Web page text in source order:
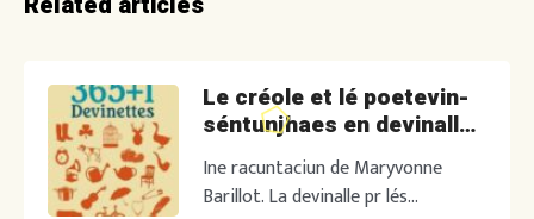
Le créole et lé poetevin-
séntunjhaes en devinalle
(segunde poquét)
Ine racuntaciun de Maryvonne
Barillot. La devinalle pr lés